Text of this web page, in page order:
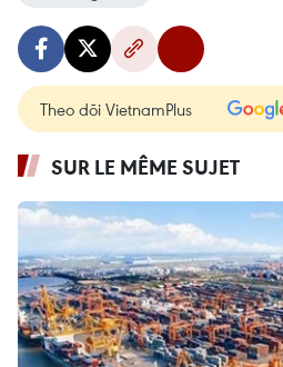
Theo dõi VietnamPlus
SUR LE MÊME SUJET